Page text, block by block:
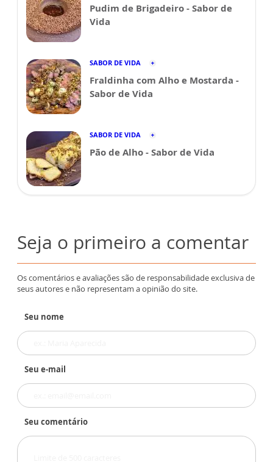
Pudim de Brigadeiro - Sabor de
Vida
SABOR DE VIDA
Fraldinha com Alho e Mostarda -
Sabor de Vida
SABOR DE VIDA
Pão de Alho - Sabor de Vida
Seja o primeiro a comentar
Os comentários e avaliações são de responsabilidade exclusiva de
seus autores e não representam a opinião do site.
Seu nome
Seu e-mail
Seu comentário